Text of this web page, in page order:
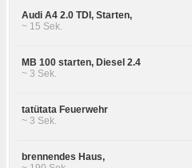
Audi A4 2.0 TDI, Starten,
~ 15 Sek.
MB 100 starten, Diesel 2.4
~ 3 Sek.
tatütata Feuerwehr
~ 3 Sek.
brennendes Haus,